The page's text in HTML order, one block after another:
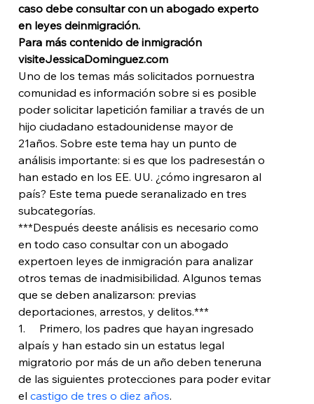
caso debe consultar con un abogado experto
en leyes deinmigración.
Para más contenido de inmigración
visiteJessicaDominguez.com
Uno de los temas más solicitados pornuestra
comunidad es información sobre si es posible
poder solicitar lapetición familiar a través de un
hijo ciudadano estadounidense mayor de
21años. Sobre este tema hay un punto de
análisis importante: si es que los padresestán o
han estado en los EE. UU. ¿cómo ingresaron al
país? Este tema puede seranalizado en tres
subcategorías.
***Después deeste análisis es necesario como
en todo caso consultar con un abogado
expertoen leyes de inmigración para analizar
otros temas de inadmisibilidad. Algunos temas
que se deben analizarson: previas
deportaciones, arrestos, y delitos.***
1.     Primero, los padres que hayan ingresado
alpaís y han estado sin un estatus legal
migratorio por más de un año deben teneruna
de las siguientes protecciones para poder evitar
el castigo de tres o diez años.